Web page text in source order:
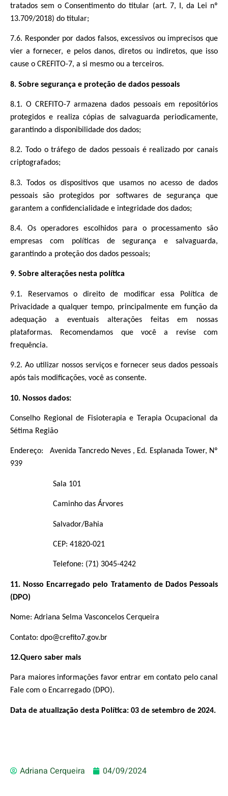
tratados sem o Consentimento do titular (art. 7, I, da Lei nº
13.709/2018) do titular;
7.6. Responder por dados falsos, excessivos ou imprecisos que
vier a fornecer, e pelos danos, diretos ou indiretos, que isso
cause o CREFITO-7, a si mesmo ou a terceiros.
8. Sobre segurança e proteção de dados pessoais
8.1. O CREFITO-7 armazena dados pessoais em repositórios
protegidos e realiza cópias de salvaguarda periodicamente,
garantindo a disponibilidade dos dados;
8.2. Todo o tráfego de dados pessoais é realizado por canais
criptografados;
8.3. Todos os dispositivos que usamos no acesso de dados
pessoais são protegidos por softwares de segurança que
garantem a confidencialidade e integridade dos dados;
8.4. Os operadores escolhidos para o processamento são
empresas com políticas de segurança e salvaguarda,
garantindo a proteção dos dados pessoais;
9. Sobre alterações nesta política
9.1. Reservamos o direito de modificar essa Política de
Privacidade a qualquer tempo, principalmente em função da
adequação a eventuais alterações feitas em nossas
plataformas. Recomendamos que você a revise com
frequência.
9.2. Ao utilizar nossos serviços e fornecer seus dados pessoais
após tais modificações, você as consente.
10. Nossos dados:
Conselho Regional de Fisioterapia e Terapia Ocupacional da
Sétima Região
Endereço: Avenida Tancredo Neves , Ed. Esplanada Tower, Nº
939
Sala 101
Caminho das Árvores
Salvador/Bahia
CEP: 41820-021
Telefone: (71) 3045-4242
11. Nosso Encarregado pelo Tratamento de Dados Pessoais
(DPO)
Nome: Adriana Selma Vasconcelos Cerqueira
Contato: dpo@crefito7.gov.br
12.Quero saber mais
Para maiores informações favor entrar em contato pelo canal
Fale com o Encarregado (DPO).
Data de atualização desta Política: 03 de setembro de 2024.
Adriana Cerqueira 04/09/2024